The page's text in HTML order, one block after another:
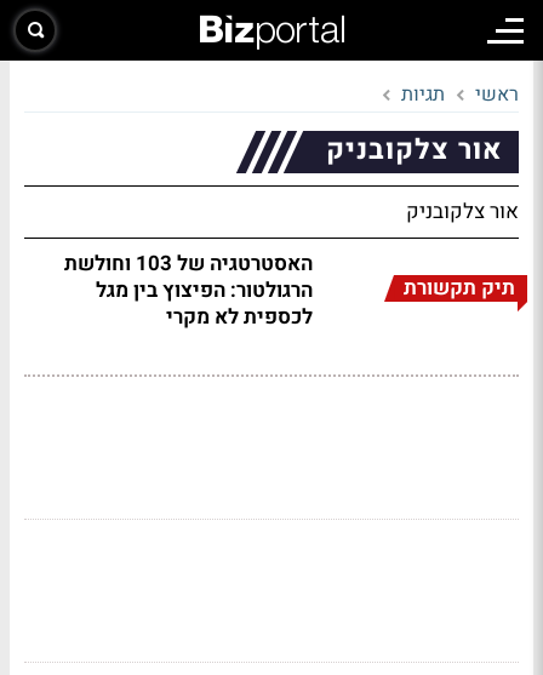
ראשי תגיות
אור צלקובניק
אור צלקובניק
תיק תקשורת
האסטרטגיה של 103 וחולשת
הרגולטור: הפיצוץ בין מגל
לכספית לא מקרי